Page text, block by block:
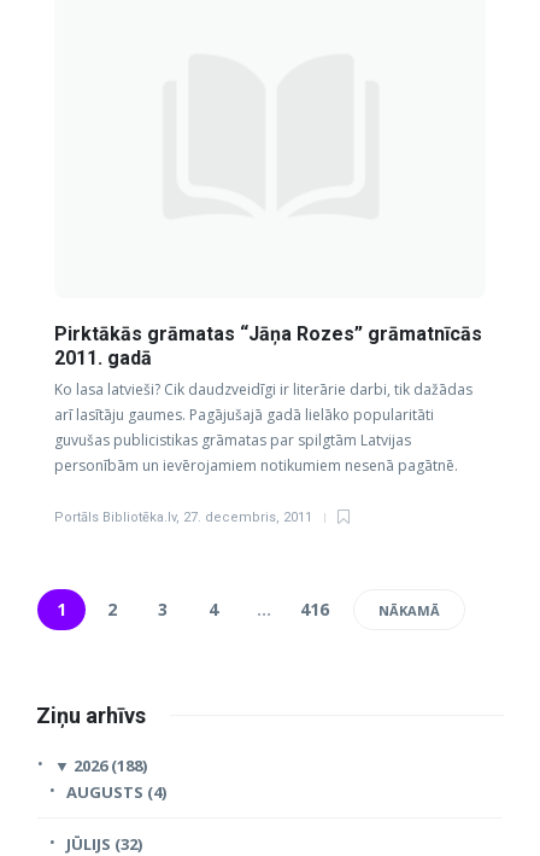
Pirktākās grāmatas “Jāņa Rozes” grāmatnīcās
2011. gadā
Ko lasa latvieši? Cik daudzveidīgi ir literārie darbi, tik dažādas
arī lasītāju gaumes. Pagājušajā gadā lielāko popularitāti
guvušas publicistikas grāmatas par spilgtām Latvijas
personībām un ievērojamiem notikumiem nesenā pagātnē.
Portāls Bibliotēka.lv, 27. decembris, 2011
1 2 3 4 … 416 NĀKAMĀ
Ziņu arhīvs
▼ 2026 (188)
AUGUSTS (4)
JŪLIJS (32)